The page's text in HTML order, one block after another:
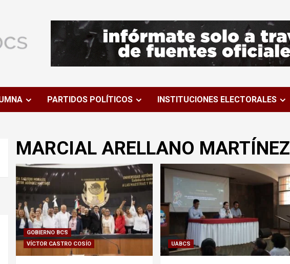
PARTIDOS POLÍTICOS INSTITUCIONES ELECTORALES
MARCIAL ARELLANO MARTÍNEZ
GOBIERNO BCS
VÍCTOR CASTRO COSÍO
UABCS